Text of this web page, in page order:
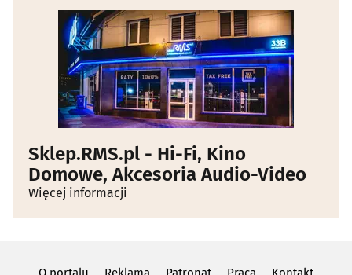
Sklep.RMS.pl - Hi-Fi, Kino
Domowe, Akcesoria Audio-Video
Więcej informacji